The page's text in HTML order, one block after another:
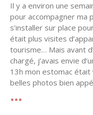
Il y a environ une
pour accompagner ma
s’installer sur place
était plus visites
tourisme… Mais avant
chargé, j’avais envie
13h mon estomac était
belles photos bien